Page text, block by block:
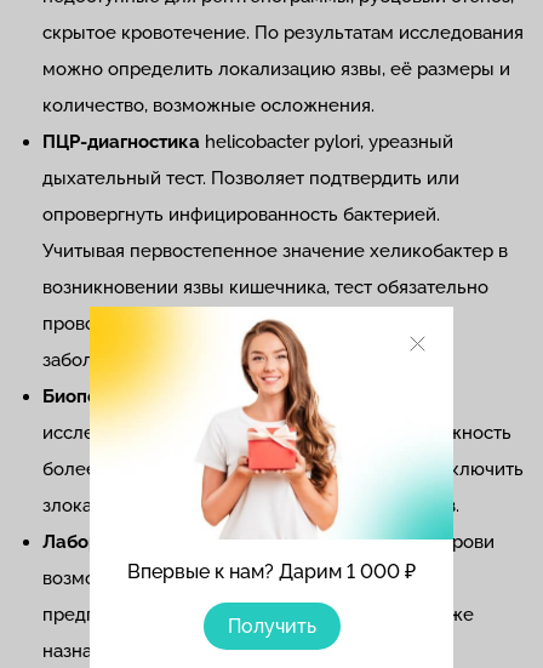
Впервые к нам? Дарим 1 000 ₽
Получить
скрытое кровотечение. По результатам исследования
можно определить локализацию язвы, её размеры и
количество, возможные осложнения.
ПЦР-диагностика helicobacter pylori, уреазный
дыхательный тест. Позволяет подтвердить или
опровергнуть инфицированность бактерией.
Учитывая первостепенное значение хеликобактер в
возникновении язвы кишечника, тест обязательно
проводят всем пациентам с подозрением на
заболевание.
Биопсия.Гистологическое и цитологическое
исследование 12-перстной кишки дает возможность
более точно обнаружить очаги изменений, исключить
злокачественную природу язвенных дефектов.
Лабораторные методы. При общем анализе крови
возможны признаки анемии, что позволяет
предположить внутреннее кровотечение. Также
назначают анализ кала на скрытую кровь.